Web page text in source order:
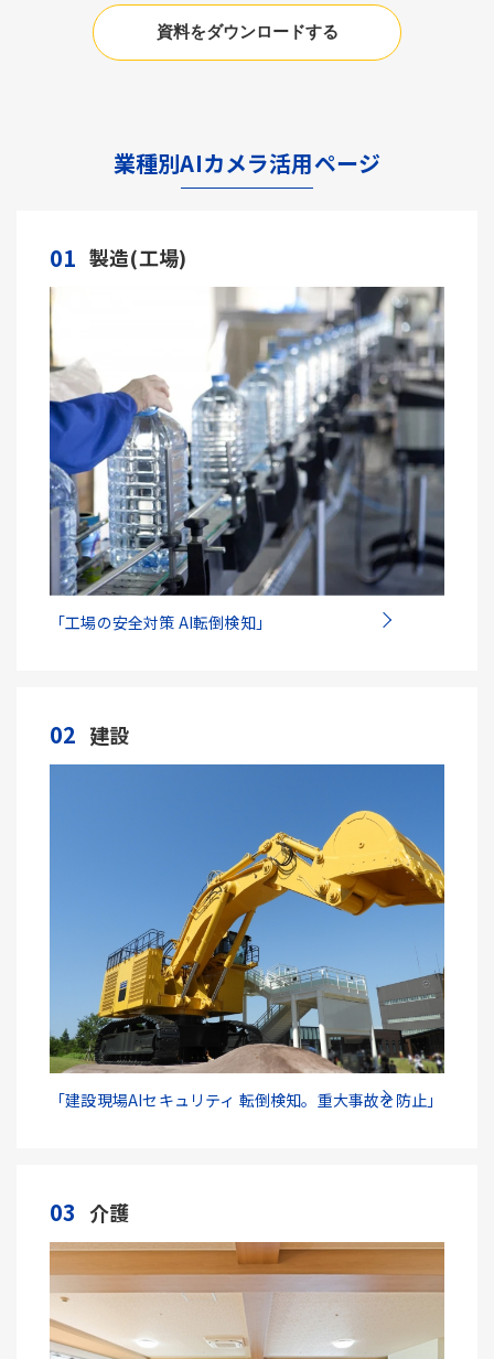
資料をダウンロードする
業種別AIカメラ活用ページ
01 製造(工場)
「工場の安全対策 AI転倒検知」
02 建設
「建設現場AIセキュリティ 転倒検知。重大事故を防止」
03 介護